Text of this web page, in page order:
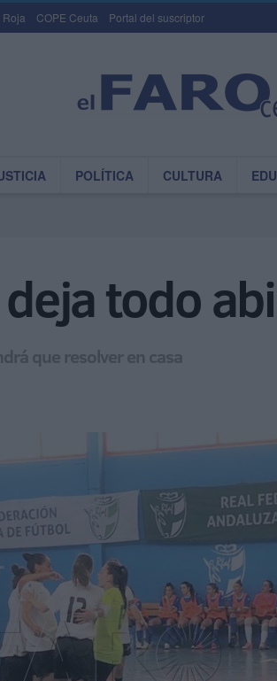
Roja COPE Ceuta Portal del suscriptor
POLÍTICA CULTURA
deja todo
que resolver en casa